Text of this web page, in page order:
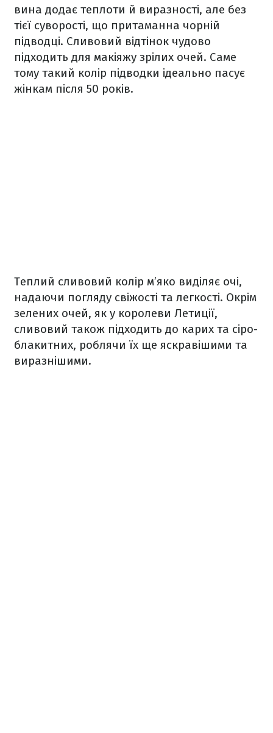
вина додає теплоти й виразності, але без
тієї суворості, що притаманна чорній
підводці. Сливовий відтінок чудово
підходить для макіяжу зрілих очей. Саме
тому такий колір підводки ідеально пасує
жінкам після 50 років.
Теплий сливовий колір м’яко виділяє очі,
надаючи погляду свіжості та легкості. Окрім
зелених очей, як у королеви Летиції,
сливовий також підходить до карих та сіро-
блакитних, роблячи їх ще яскравішими та
виразнішими.